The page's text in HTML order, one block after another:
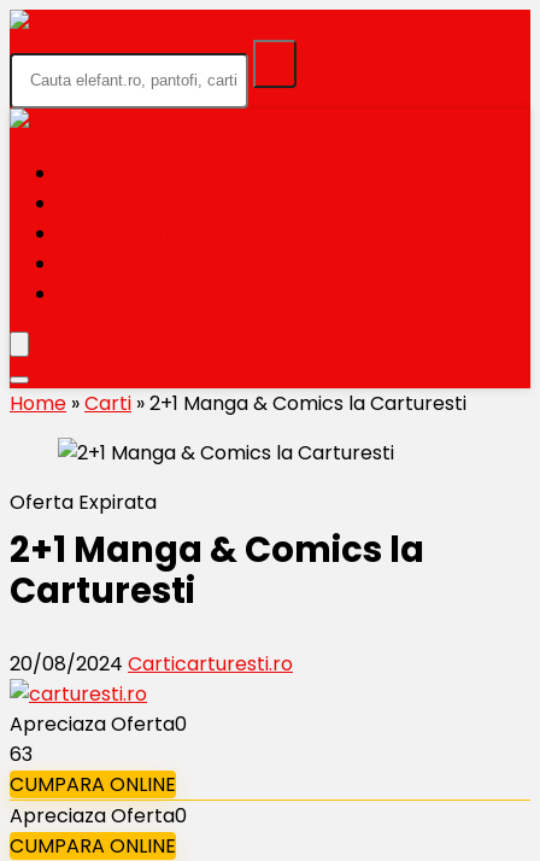
Home »Carti »2+1 Manga & Comics la Carturesti
Oferta Expirata
2+1 Manga & Comics la
Carturesti
20/08/2024 Carticarturesti.ro
Apreciaza Oferta0
63
CUMPARA ONLINE
Apreciaza Oferta0
CUMPARA ONLINE